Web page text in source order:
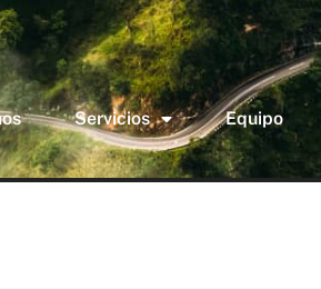
Servicios Equipo